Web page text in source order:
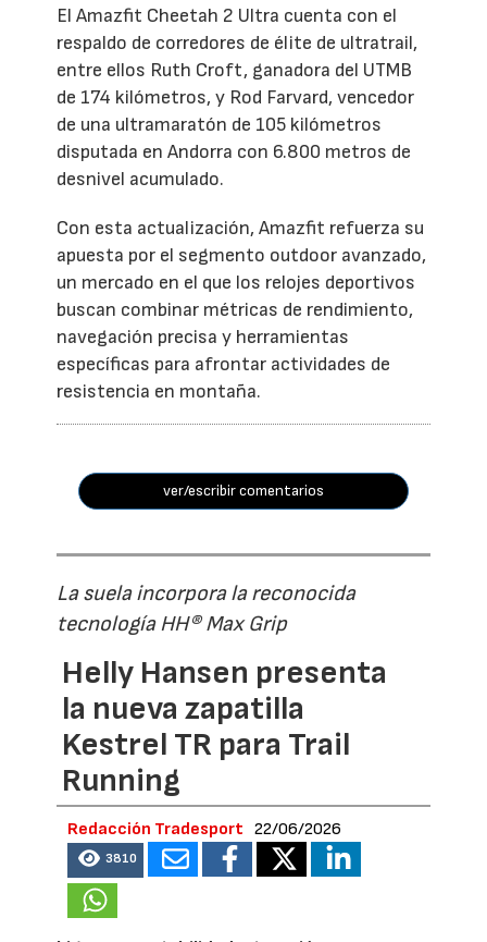
El Amazfit Cheetah 2 Ultra cuenta con el
respaldo de corredores de élite de ultratrail,
entre ellos Ruth Croft, ganadora del UTMB
de 174 kilómetros, y Rod Farvard, vencedor
de una ultramaratón de 105 kilómetros
disputada en Andorra con 6.800 metros de
desnivel acumulado.
Con esta actualización, Amazfit refuerza su
apuesta por el segmento outdoor avanzado,
un mercado en el que los relojes deportivos
buscan combinar métricas de rendimiento,
navegación precisa y herramientas
específicas para afrontar actividades de
resistencia en montaña.
ver/escribir comentarios
La suela incorpora la reconocida
tecnología HH® Max Grip
Helly Hansen presenta
la nueva zapatilla
Kestrel TR para Trail
Running
Redacción Tradesport 22/06/2026
3810